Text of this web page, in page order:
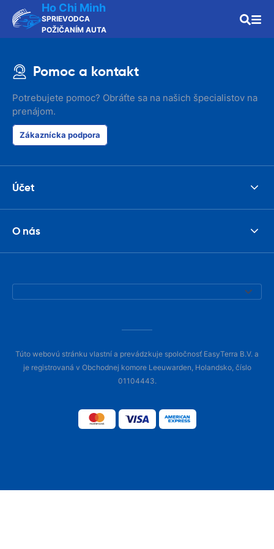
Ho Chi Minh
SPRIEVODCA
POŽIČANÍM AUTA
Pomoc a kontakt
Potrebujete pomoc? Obráťte sa na našich špecialistov na
prenájom.
Zákaznícka podpora
Účet
O nás
Túto webovú stránku vlastní a prevádzkuje spoločnosť EasyTerra B.V. a
je registrovaná v Obchodnej komore Leeuwarden, Holandsko, číslo
01104443.